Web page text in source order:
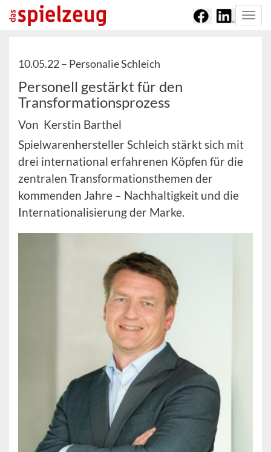
10.05.22 – Personalie Schleich
Personell gestärkt für den
Transformationsprozess
Von Kerstin Barthel
Spielwarenhersteller Schleich stärkt sich mit
drei international erfahrenen Köpfen für die
zentralen Transformationsthemen der
kommenden Jahre – Nachhaltigkeit und die
Internationalisierung der Marke.